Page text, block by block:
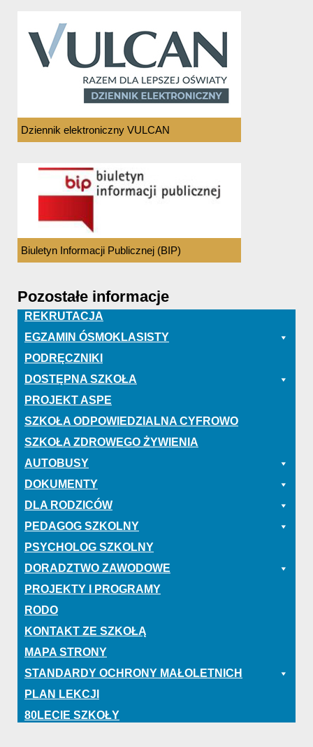
Dziennik elektroniczny VULCAN
Biuletyn Informacji Publicznej (BIP)
Pozostałe informacje
REKRUTACJA
EGZAMIN ÓSMOKLASISTY
PODRĘCZNIKI
DOSTĘPNA SZKOŁA
PROJEKT ASPE
SZKOŁA ODPOWIEDZIALNA CYFROWO
SZKOŁA ZDROWEGO ŻYWIENIA
AUTOBUSY
DOKUMENTY
DLA RODZICÓW
PEDAGOG SZKOLNY
PSYCHOLOG SZKOLNY
DORADZTWO ZAWODOWE
PROJEKTY I PROGRAMY
RODO
KONTAKT ZE SZKOŁĄ
MAPA STRONY
STANDARDY OCHRONY MAŁOLETNICH
PLAN LEKCJI
80LECIE SZKOŁY